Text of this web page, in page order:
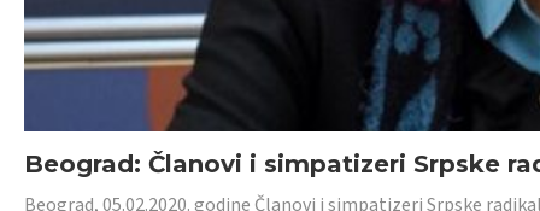
Beograd: Članovi i simpatizeri Srpske
Beograd, 05.02.2020. godine Članovi i simpatizeri Srpske